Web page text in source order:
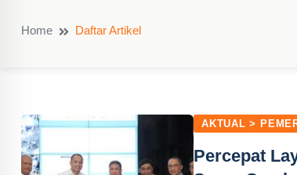
Home Daftar Artikel
AKTUAL >
Percepat